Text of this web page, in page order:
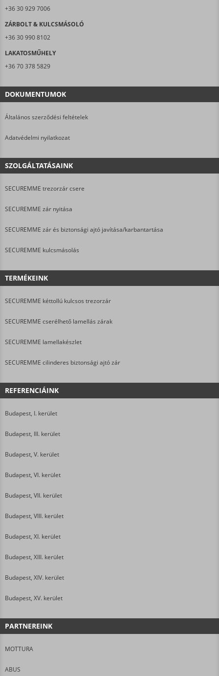
+36 30 929 7006
ZÁRBOLT & KULCSMÁSOLÓ
+36 30 990 8102
LAKATOSMŰHELY
+36 70 378 5829
DOKUMENTUMOK
Általános szerződési feltételek
Adatvédelmi nyilatkozat
SZOLGÁLTATÁSAINK
SECUREMME trezorzár csere
SECUREMME zár nyitása
SECUREMME zár és biztonsági ajtó javítása/karbantartása
SECUREMME kulcsmásolás
TERMÉKEINK
SECUREMME kéttollú kulcsos trezorzár
SECUREMME cserélhető lamellás zárak
SECUREMME lamellakészlet
SECUREMME cilinderes biztonsági ajtó zár
REFERENCIÁINK
Budapest, I. kerület
Budapest, III. kerület
Budapest, V. kerület
Budapest, VI. kerület
Budapest, VII. kerület
Budapest, VIII. kerület
Budapest, XI. kerület
Budapest, XIII. kerület
Budapest, XIV. kerület
Budapest, XV. kerület
PARTNEREINK
MOTTURA
ABUS